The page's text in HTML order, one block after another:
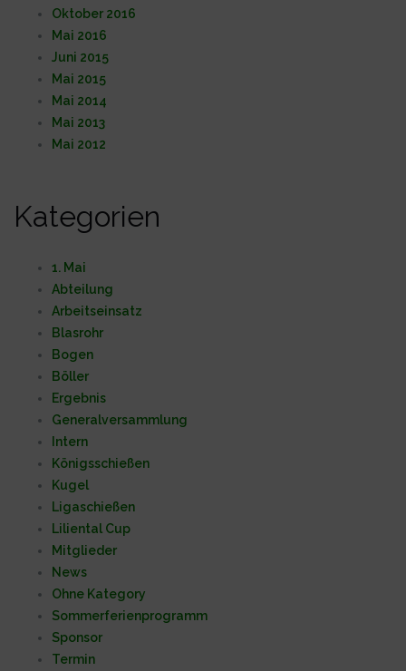
Oktober 2016
Mai 2016
Juni 2015
Mai 2015
Mai 2014
Mai 2013
Mai 2012
Kategorien
1. Mai
Abteilung
Arbeitseinsatz
Blasrohr
Bogen
Böller
Ergebnis
Generalversammlung
Intern
Königsschießen
Kugel
Ligaschießen
Liliental Cup
Mitglieder
News
Ohne Kategory
Sommerferienprogramm
Sponsor
Termin